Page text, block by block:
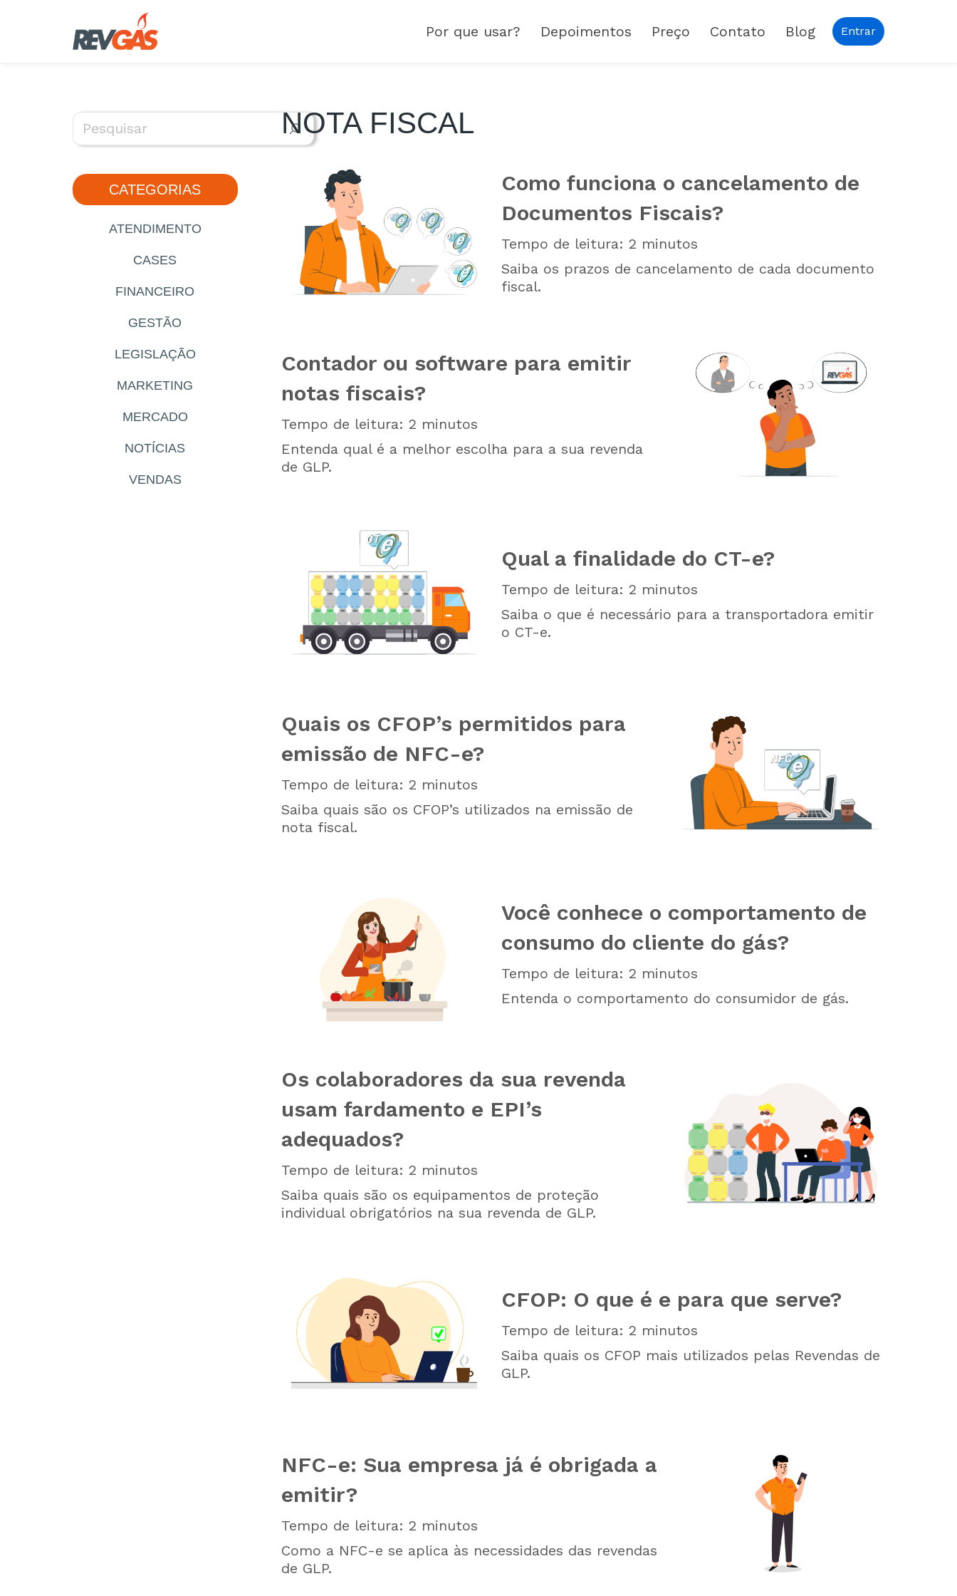
Por que usar? Depoimentos Preço Contato Blog Entrar
CATEGORIAS
ATENDIMENTO
CASES
FINANCEIRO
GESTÃO
LEGISLAÇÃO
MARKETING
MERCADO
NOTÍCIAS
VENDAS
NOTA FISCAL
Como funciona o cancelamento de
Documentos Fiscais?
Tempo de leitura:2 minutos
Saiba os prazos de cancelamento de cada documento
fiscal.
Contador ou software para emitir
notas fiscais?
Tempo de leitura: 2 minutos
Entenda qual é a melhor escolha para a sua revenda
de GLP.
Qual a finalidade do CT-e?
Tempo de leitura:2 minutos
Saiba o que é necessário para a transportadora emitir
o CT-e.
Quais os CFOP’s permitidos para
emissão de NFC-e?
Tempo de leitura: 2 minutos
Saiba quais são os CFOP’s utilizados na emissão de
nota fiscal.
Você conhece o comportamento de
consumo do cliente do gás?
Tempo de leitura:2 minutos
Entenda o comportamento do consumidor de gás.
Os colaboradores da sua revenda
usam fardamento e EPI’s
adequados?
Tempo de leitura: 2 minutos
Saiba quais são os equipamentos de proteção
individual obrigatórios na sua revenda de GLP.
CFOP: O que é e para que serve?
Tempo de leitura:2 minutos
Saiba quais os CFOP mais utilizados pelas Revendas de
GLP.
NFC-e: Sua empresa já é obrigada a
emitir?
Tempo de leitura: 2 minutos
Como a NFC-e se aplica às necessidades das revendas
de GLP.